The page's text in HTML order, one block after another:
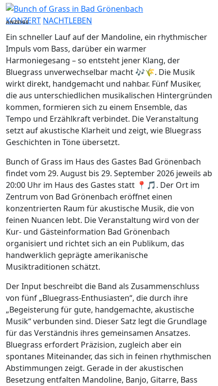
KONZERT NACHTLEBEN
ANZEIGE
Ein schneller Lauf auf der Mandoline, ein rhythmischer
Impuls vom Bass, darüber ein warmer
Harmoniegesang – so entsteht jener Klang, der
Bluegrass unverwechselbar macht 🎶🌾. Die Musik
wirkt direkt, handgemacht und nahbar. Fünf Musiker,
die aus unterschiedlichen musikalischen Hintergründen
kommen, formieren sich zu einem Ensemble, das
Tempo und Erzählkraft verbindet. Die Veranstaltung
setzt auf akustische Klarheit und zeigt, wie Bluegrass
Geschichten in Töne übersetzt.
Bunch of Grass im Haus des Gastes Bad Grönenbach
findet vom 29. August bis 29. September 2026 jeweils ab
20:00 Uhr im Haus des Gastes statt 📍🎵. Der Ort im
Zentrum von Bad Grönenbach eröffnet einen
konzentrierten Raum für akustische Musik, die von
feinen Nuancen lebt. Die Veranstaltung wird von der
Kur- und Gästeinformation Bad Grönenbach
organisiert und richtet sich an ein Publikum, das
handwerklich geprägte amerikanische
Musiktraditionen schätzt.
Der Input beschreibt die Band als Zusammenschluss
von fünf „Bluegrass-Enthusiasten“, die durch ihre
„Begeisterung für gute, handgemachte, akustische
Musik“ verbunden sind. Dieser Satz legt die Grundlage
für das Verständnis ihres gemeinsamen Ansatzes.
Bluegrass erfordert Präzision, zugleich aber ein
spontanes Miteinander, das sich in feinen rhythmischen
Abstimmungen zeigt. Gerade in der akustischen
Besetzung entfalten Mandoline, Banjo, Gitarre, Bass